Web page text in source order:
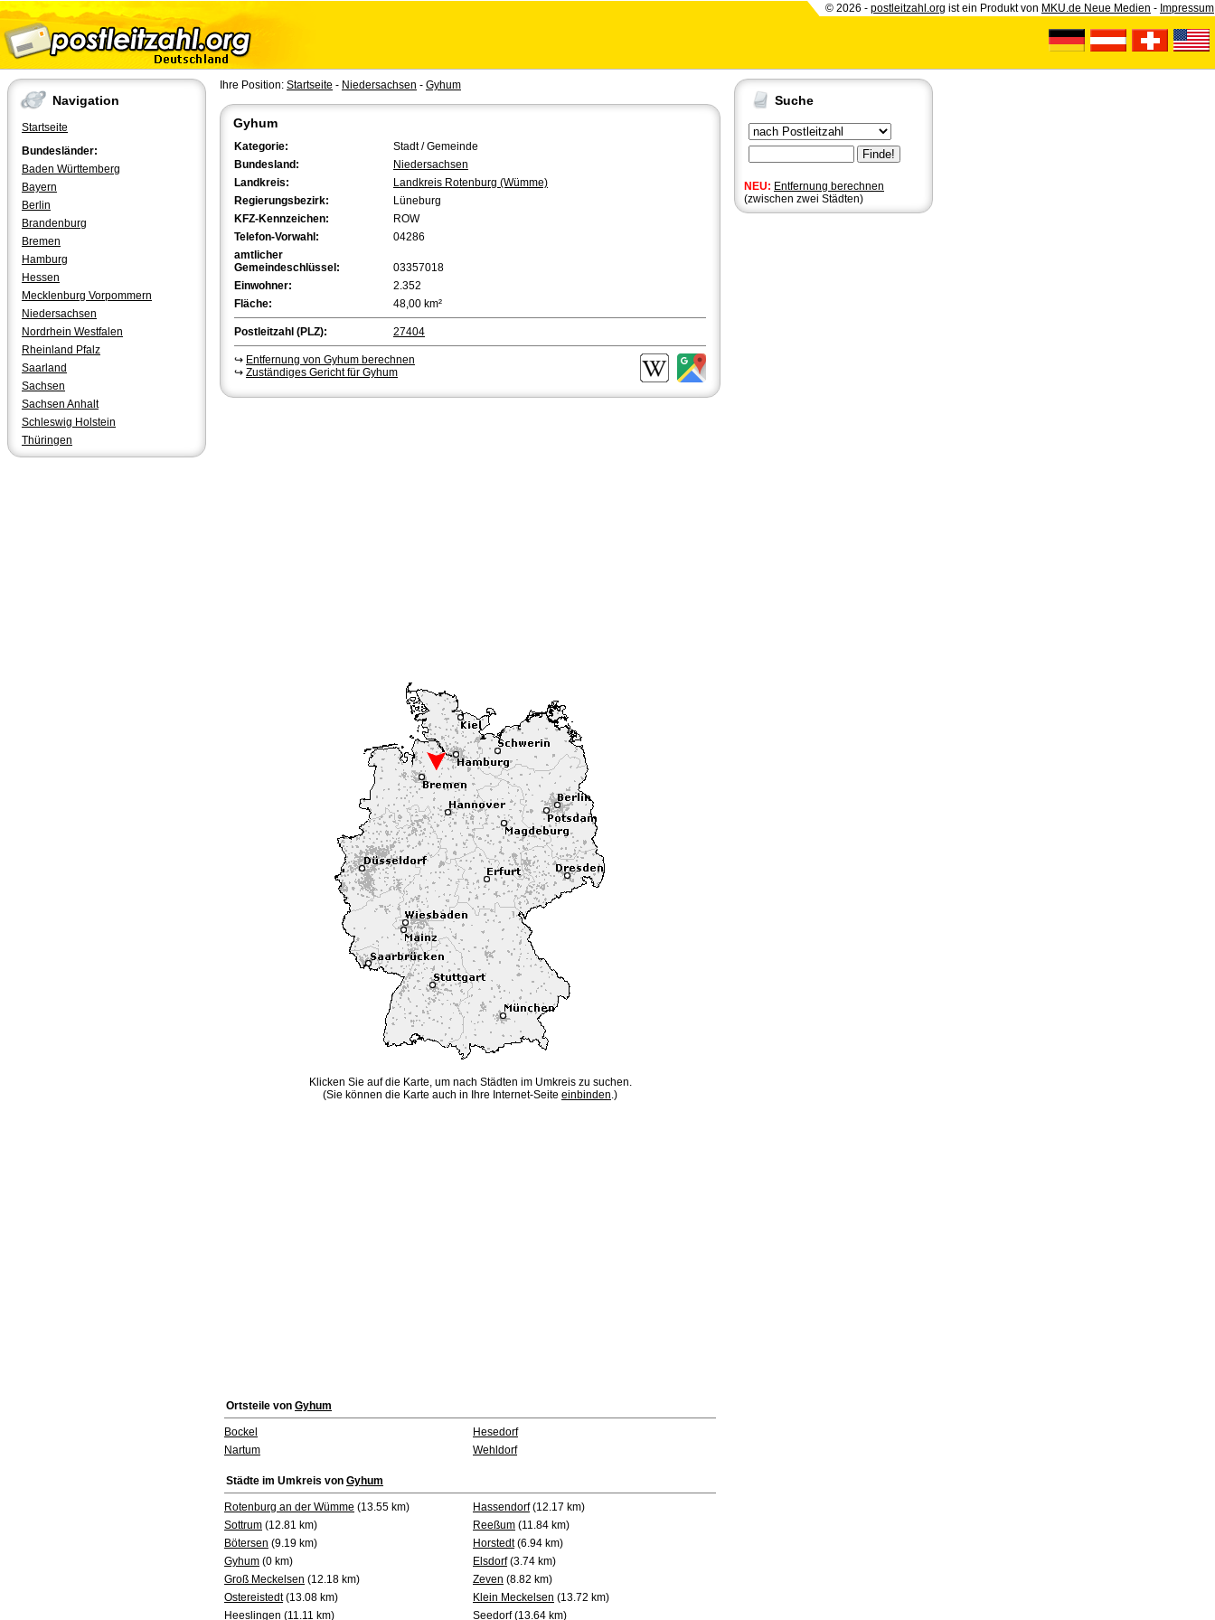
© 2026 - postleitzahl.org ist ein Produkt von MKU.de Neue Medien - Impressum
Navigation
Startseite
Bundesländer:
Baden Württemberg
Bayern
Berlin
Brandenburg
Bremen
Hamburg
Hessen
Mecklenburg Vorpommern
Niedersachsen
Nordrhein Westfalen
Rheinland Pfalz
Saarland
Sachsen
Sachsen Anhalt
Schleswig Holstein
Thüringen
Suche
NEU: Entfernung berechnen
(zwischen zwei Städten)
Ihre Position: Startseite - Niedersachsen - Gyhum
Gyhum
Kategorie:
Stadt / Gemeinde
Bundesland:
Niedersachsen
Landkreis:
Landkreis Rotenburg (Wümme)
Regierungsbezirk:
Lüneburg
KFZ-Kennzeichen:
ROW
Telefon-Vorwahl:
04286
amtlicher
Gemeindeschlüssel:
03357018
Einwohner:
2.352
Fläche:
48,00 km²
Postleitzahl (PLZ): 27404
↪ Entfernung von Gyhum berechnen
↪ Zuständiges Gericht für Gyhum
Klicken Sie auf die Karte, um nach Städten im Umkreis zu suchen.
(Sie können die Karte auch in Ihre Internet-Seite einbinden.)
Ortsteile von Gyhum
Bockel
Hesedorf
Nartum
Wehldorf
Städte im Umkreis von Gyhum
Rotenburg an der Wümme (13.55 km) Hassendorf(12.17 km)
Sottrum (12.81 km) Reeßum (11.84 km)
Bötersen (9.19 km) Horstedt(6.94 km)
Gyhum (0 km) Elsdorf(3.74 km)
Groß Meckelsen (12.18 km) Zeven (8.82 km)
Ostereistedt(13.08 km) Klein Meckelsen (13.72 km)
Heeslingen (11.11 km) Seedorf(13.64 km)